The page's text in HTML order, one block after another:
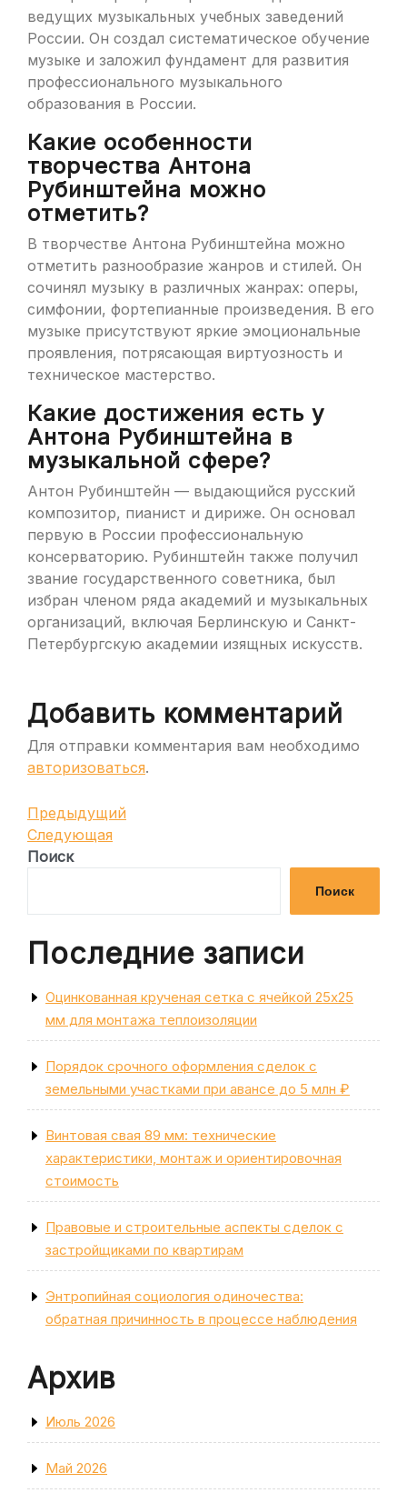
ведущих музыкальных учебных заведений
России. Он создал систематическое обучение
музыке и заложил фундамент для развития
профессионального музыкального
образования в России.
Какие особенности
творчества Антона
Рубинштейна можно
отметить?
В творчестве Антона Рубинштейна можно
отметить разнообразие жанров и стилей. Он
сочинял музыку в различных жанрах: оперы,
симфонии, фортепианные произведения. В его
музыке присутствуют яркие эмоциональные
проявления, потрясающая виртуозность и
техническое мастерство.
Какие достижения есть у
Антона Рубинштейна в
музыкальной сфере?
Антон Рубинштейн — выдающийся русский
композитор, пианист и дириже. Он основал
первую в России профессиональную
консерваторию. Рубинштейн также получил
звание государственного советника, был
избран членом ряда академий и музыкальных
организаций, включая Берлинскую и Санкт-
Петербургскую академии изящных искусств.
Добавить комментарий
Для отправки комментария вам необходимо
авторизоваться.
Навигация
по
записям
Предыдущая
запись
Предыдущий
Следующая
запись
Следующая
Поиск
Поиск
Последние записи
Оцинкованная крученая сетка с ячейкой 25х25
мм для монтажа теплоизоляции
Порядок срочного оформления сделок с
земельными участками при авансе до 5 млн ₽
Винтовая свая 89 мм: технические
характеристики, монтаж и ориентировочная
стоимость
Правовые и строительные аспекты сделок с
застройщиками по квартирам
Энтропийная социология одиночества:
обратная причинность в процессе наблюдения
Архив
Июль 2026
Май 2026